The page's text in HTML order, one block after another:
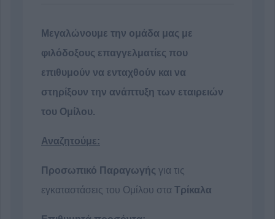
Μεγαλώνουμε την ομάδα μας με
φιλόδοξους επαγγελματίες που
επιθυμούν να ενταχθούν και να
στηρίξουν την ανάπτυξη των εταιρειών
του Ομίλου.
Αναζητούμε:
Προσωπικό Παραγωγής για τις
εγκαταστάσεις του Ομίλου στα Τρίκαλα